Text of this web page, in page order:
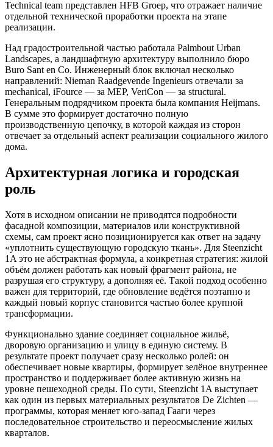
Technical team представлен HFB Groep, что отражает наличие
отдельной технической проработки проекта на этапе
реализации.
Над градостроительной частью работала Palmbout Urban
Landscapes, а ландшафтную архитектуру выполнило бюро
Buro Sant en Co. Инженерный блок включал несколько
направлений: Nieman Raadgevende Ingenieurs отвечали за
mechanical, iFource — за MEP, VeriCon — за structural.
Генеральным подрядчиком проекта была компания Heijmans.
В сумме это формирует достаточно полную
производственную цепочку, в которой каждая из сторон
отвечает за отдельный аспект реализации социального жилого
дома.
Архитектурная логика и городская
роль
Хотя в исходном описании не приводятся подробности
фасадной композиции, материалов или конструктивной
схемы, сам проект ясно позиционируется как ответ на задачу
«уплотнить существующую городскую ткань». Для Steenzicht
1A это не абстрактная формула, а конкретная стратегия: жилой
объём должен работать как новый фрагмент района, не
разрушая его структуру, а дополняя её. Такой подход особенно
важен для территорий, где обновление ведётся поэтапно и
каждый новый корпус становится частью более крупной
трансформации.
Функционально здание соединяет социальное жильё,
дворовую организацию и улицу в единую систему. В
результате проект получает сразу несколько ролей: он
обеспечивает новые квартиры, формирует зелёное внутреннее
пространство и поддерживает более активную жизнь на
уровне пешеходной среды. По сути, Steenzicht 1A выступает
как один из первых материальных результатов De Zichten —
программы, которая меняет юго-запад Гааги через
последовательное строительство и переосмысление жилых
кварталов.